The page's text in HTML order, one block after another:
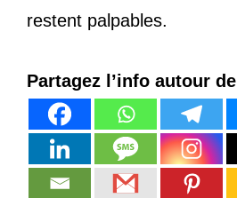
restent palpables.
Partagez l’info autour